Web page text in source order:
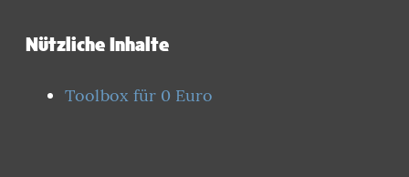
Nützliche Inhalte
Toolbox für 0 Euro